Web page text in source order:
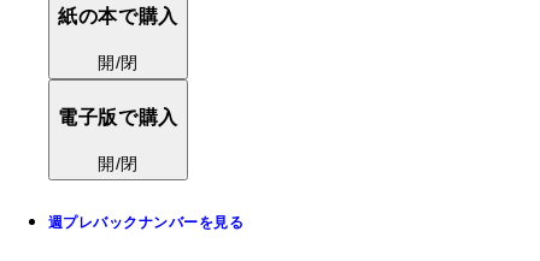
紙の本で購入
開/閉
電子版で購入
開/閉
週プレバックナンバーを見る